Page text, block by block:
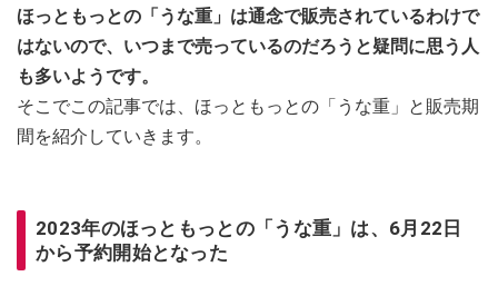
ほっともっとの「うな重」は通念で販売されているわけで
はないので、いつまで売っているのだろうと疑問に思う人
も多いようです。
そこでこの記事では、ほっともっとの「うな重」と販売期
間を紹介していきます。
2023年のほっともっとの「うな重」は、6月22日
から予約開始となった